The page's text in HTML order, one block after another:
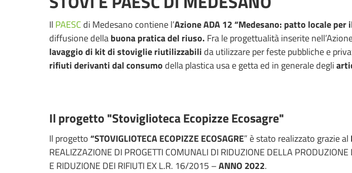
Il PAESC di Medesano contiene l’Azione ADA 12 “Medesano: patto locale per
diffusione dellabuona pratica del riuso. Fra le progettualità inserite
lavaggio di kit di stoviglie riutilizzabili da utilizzare per feste pubbliche e
rifiuti derivanti dal consumo della plastica usa e getta ed in generale degli
Il progetto "Stoviglioteca Ecopizze Ecosagre"
Il progetto“STOVIGLIOTECA ECOPIZZE ECOSAGRE” è stato realizzato grazie al
REALIZZAZIONE DI PROGETTI COMUNALI DI RIDUZIONE DELLA
E RIDUZIONE DEI RIFIUTI EX L.R. 16/2015 –ANNO 2022.